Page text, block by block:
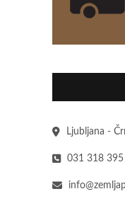
Ljubljana -
031 318 395